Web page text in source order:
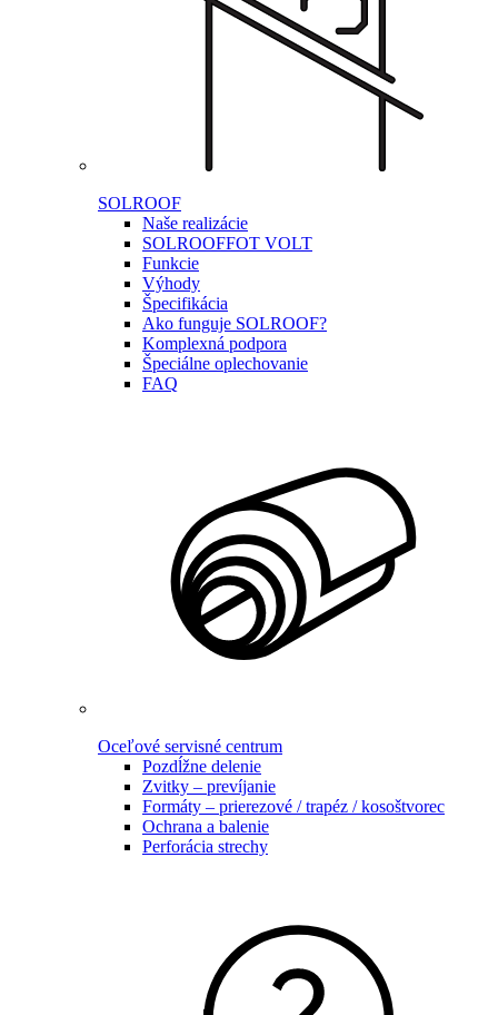
SOLROOF
Naše realizácie
SOLROOFFOT VOLT
Funkcie
Výhody
Špecifikácia
Ako funguje SOLROOF?
Komplexná podpora
Špeciálne oplechovanie
FAQ
Oceľové servisné centrum
Pozdĺžne delenie
Zvitky – prevíjanie
Formáty – prierezové / trapéz / kosoštvorec
Ochrana a balenie
Perforácia strechy